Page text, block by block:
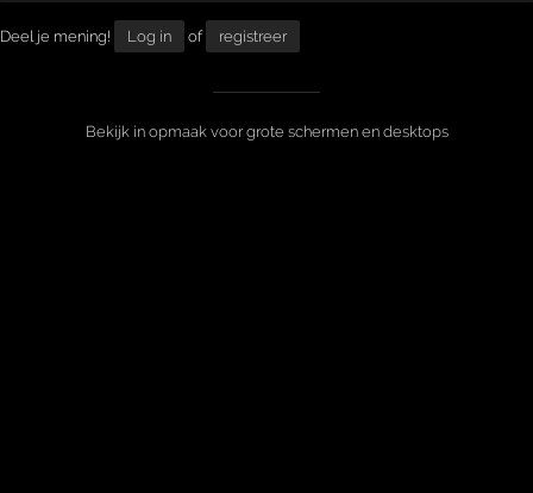
Deel je mening! Log in of registreer
Bekijk in opmaak voor grote schermen en desktops